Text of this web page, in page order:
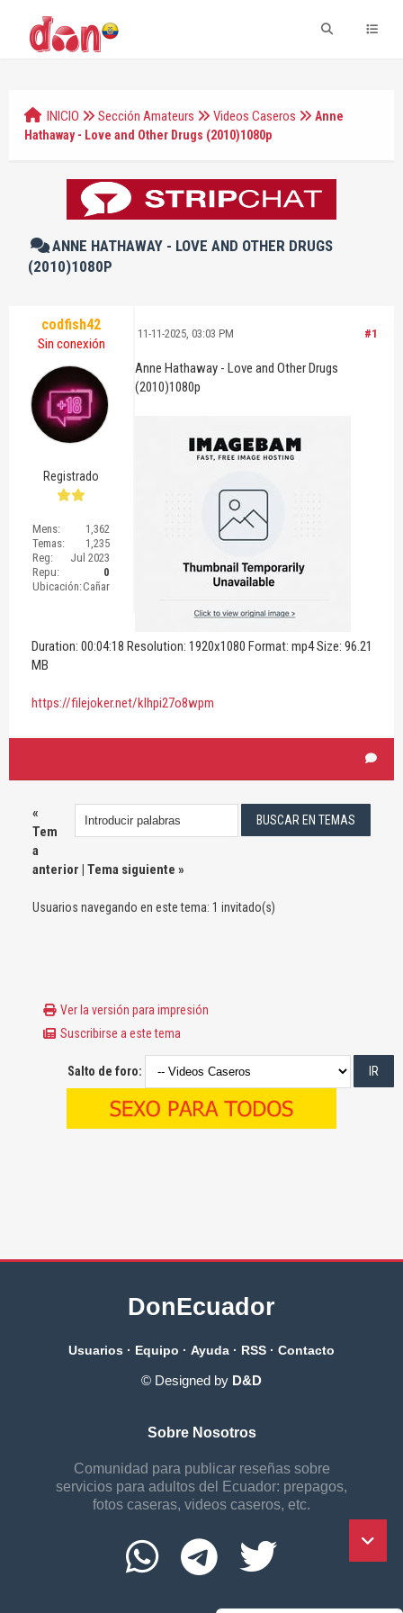
INICIO Sección Amateurs Videos Caseros
Anne
Hathaway - Love and Other Drugs (2010)1080p
ANNE HATHAWAY - LOVE AND OTHER DRUGS
(2010)1080P
codfish42
Sin conexión
Registrado
Mens:
1,362
Temas:
1,235
Reg:
Jul 2023
Repu:
0
Ubicación:Cañar
#1
11-11-2025, 03:03 PM
Anne Hathaway - Love and Other Drugs
(2010)1080p
Duration: 00:04:18 Resolution: 1920x1080 Format: mp4 Size: 96.21
MB
https://filejoker.net/klhpi27o8wpm
«
Tem
a
anterior | Tema siguiente »
Usuarios navegando en este tema: 1 invitado(s)
Ver la versión para impresión
Suscribirse a este tema
Salto de foro:
DonEcuador
Usuarios · Equipo · Ayuda · RSS · Contacto
© Designed by D&D
Sobre Nosotros
Comunidad para publicar reseñas sobre
servicios para adultos del Ecuador: prepagos,
fotos caseras, videos caseros, etc.